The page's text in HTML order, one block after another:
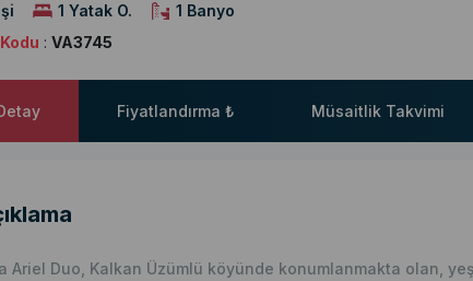
1 Yatak O.
1 Banyo
: VA3745
Fiyatlandırma ₺ Müsaitlik Takvimi
Ariel Duo, Kalkan Üzümlü köyünde konumlanmakta olan,